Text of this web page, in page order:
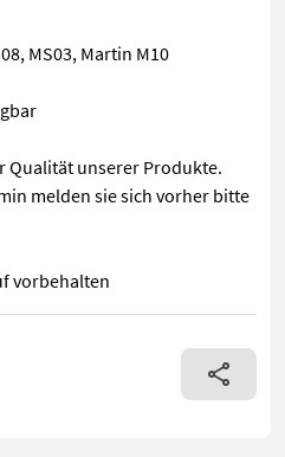
MS03, Martin M10
Qualität unserer Produkte.
melden sie sich vorher bitte
vorbehalten
Sortiergreifer ICM SG 65